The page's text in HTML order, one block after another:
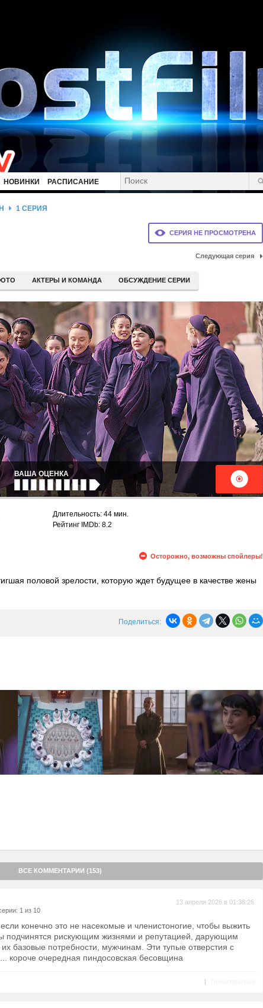
НОВИНКИ РАСПИСАНИЕ
СЕРИЯ НЕ ПРОСМОТРЕНА
1 СЕРИЯ
Следующая серия
АКТЕРЫ И КОМАНДА ОБСУЖДЕНИЕ СЕРИИ
ВАША ОЦЕНКА
Длительность: 44 мин.
Рейтинг IMDb: 8.2
Осторожно, возможны спойлеры!
половой зрелости, которую ждет будущее в качестве жены
тетя Лидия поручает Агнес присматривать за Дэйзи. Дэйзи
Поделиться:
ВСЕ КОММЕНТАРИИ (153)
1 из 10
13 апреля 2026 в 01:38:26
конечно это не насекомые и членистоногие, чтобы выжить
подчинятся рискующим жизнями и репутацией, дарующим
базовые потребности, мужчинам. Эти тупые отверстия с
короче очередная пиндосовская бесовщина
|